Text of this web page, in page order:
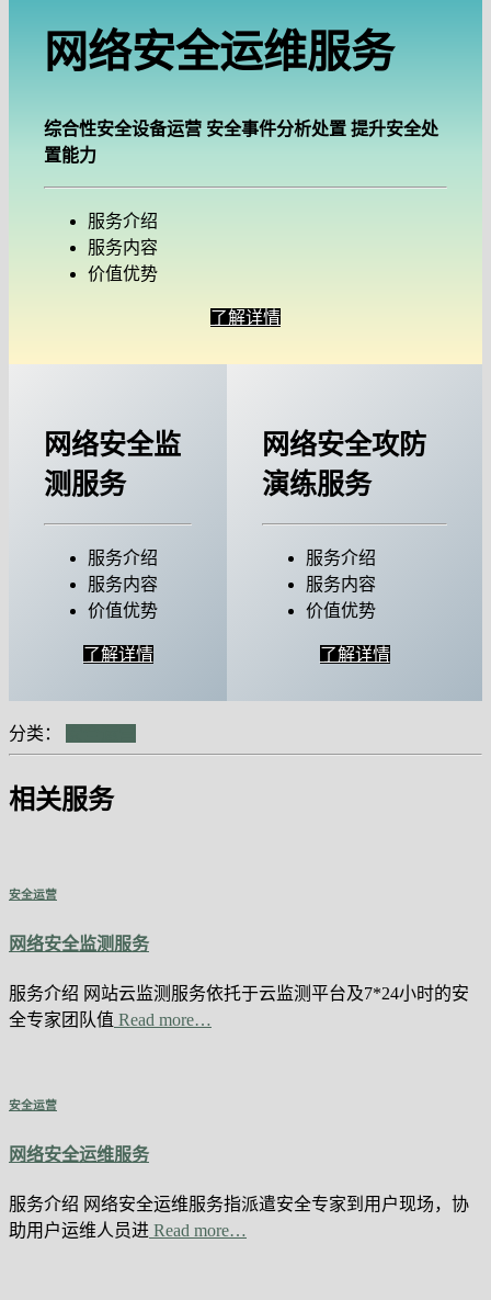
网络安全运维服务
综合性安全设备运营 安全事件分析处置 提升安全处
置能力
服务介绍
服务内容
价值优势
了解详情
网络安全监
测服务
服务介绍
服务内容
价值优势
了解详情
网络安全攻防
演练服务
服务介绍
服务内容
价值优势
了解详情
分类：
相关服务
安全运营
网络安全监测服务
服务介绍 网站云监测服务依托于云监测平台及7*24小时的安
全专家团队值 Read more…
安全运营
网络安全运维服务
服务介绍 网络安全运维服务指派遣安全专家到用户现场，协
助用户运维人员进 Read more…